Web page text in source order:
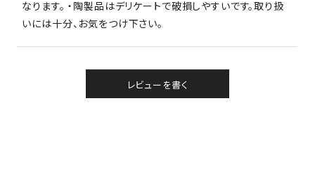
なります。 ・陶製品はデリケートで破損しやすいです。取り扱
いには十分、お気をつけ下さい。
レビューを書く